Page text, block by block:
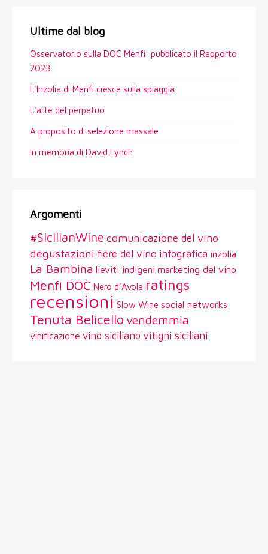
Ultime dal blog
Osservatorio sulla DOC Menfi: pubblicato il Rapporto
2023
L'Inzolia di Menfi cresce sulla spiaggia
L'arte del perpetuo
A proposito di selezione massale
In memoria di David Lynch
Argomenti
#SicilianWine comunicazione del vino
degustazioni fiere del vino infografica inzolia
La Bambina lieviti indigeni marketing del vino
Menfi DOC Nero d'Avola ratings
recensioni Slow Wine social networks
Tenuta Belicello vendemmia
vinificazione vino siciliano vitigni siciliani